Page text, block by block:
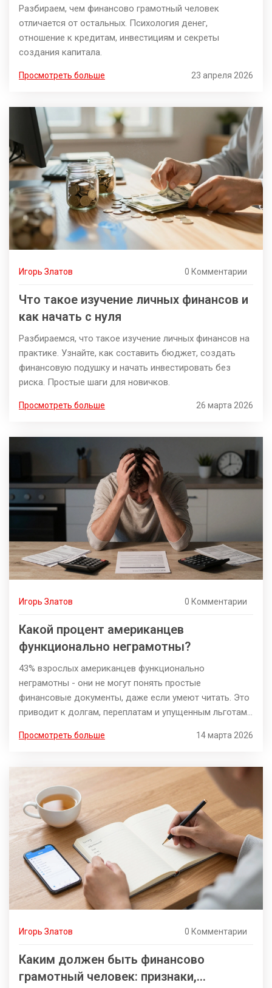
Разбираем, чем финансово грамотный человек
отличается от остальных. Психология денег,
отношение к кредитам, инвестициям и секреты
создания капитала.
Просмотреть больше 23 апреля 2026
Игорь Златов 0 Комментарии
Что такое изучение личных финансов и
как начать с нуля
Разбираемся, что такое изучение личных финансов на
практике. Узнайте, как составить бюджет, создать
финансовую подушку и начать инвестировать без
риска. Простые шаги для новичков.
Просмотреть больше 26 марта 2026
Игорь Златов 0 Комментарии
Какой процент американцев
функционально неграмотны?
43% взрослых американцев функционально
неграмотны - они не могут понять простые
финансовые документы, даже если умеют читать. Это
приводит к долгам, переплатам и упущенным льготам.
Просмотреть больше 14 марта 2026
Игорь Златов 0 Комментарии
Каким должен быть финансово
грамотный человек: признаки,